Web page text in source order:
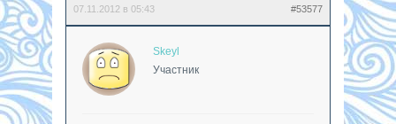
07.11.2012 в 05:43 #53577
Skeyl
Участник